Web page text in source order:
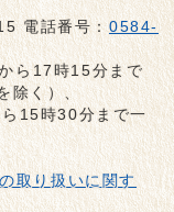
電話番号：0584-
ら17時15分まで
除く）、
15時30分まで一
取り扱いに関す